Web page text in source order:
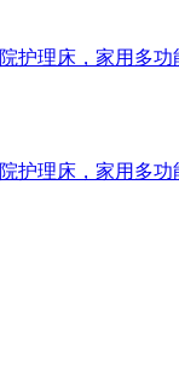
护理床，家用多
护理床，家用多